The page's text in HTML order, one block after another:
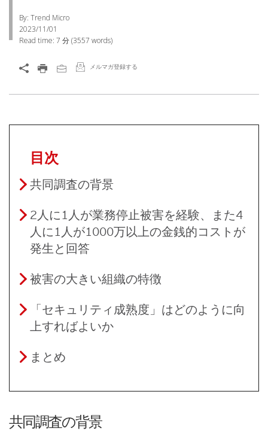
By: Trend Micro
2023/11/01
Read time: 7 分(3557 words)
メルマガ登録する
目次
共同調査の背景
2人に1人が業務停止被害を経験、また4
人に1人が1000万以上の金銭的コストが
発生と回答
被害の大きい組織の特徴
「セキュリティ成熟度」はどのように向
上すればよいか
まとめ
共同調査の背景